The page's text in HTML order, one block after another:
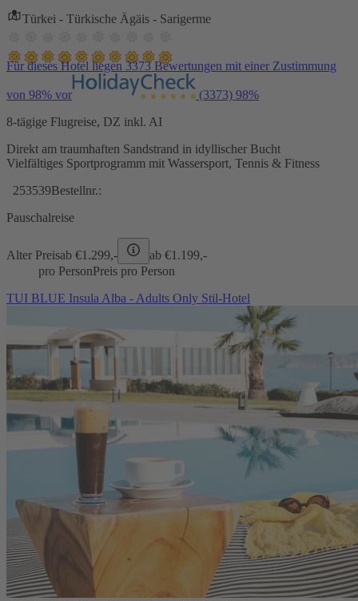
Türkei - Türkische Ägäis - Sarigerme
Für dieses Hotel liegen 3373 Bewertungen mit einer Zustimmung
von 98% vor (3373) 98%
8-tägige Flugreise, DZ inkl. AI
Direkt am traumhaften Sandstrand in idyllischer Bucht
Vielfältiges Sportprogramm mit Wassersport, Tennis & Fitness
253539Bestellnr.:
Pauschalreise
Alter Preisab €1.299,- ab €1.199,-
pro PersonPreis pro Person
TUI BLUE Insula Alba - Adults Only Stil-Hotel